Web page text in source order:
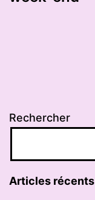
Rechercher
Articles récents